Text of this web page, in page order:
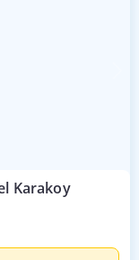
Karakoy